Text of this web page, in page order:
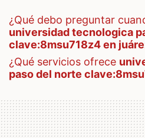
¿qué debo preguntar
universidad tecnologica
clave:8msu718z4 en
¿qué servicios ofrece
paso del norte